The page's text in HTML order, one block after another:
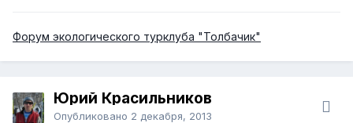
Форум экологического турклуба "Толбачик"
Юрий Красильников
Опубликовано 2 декабря, 2013